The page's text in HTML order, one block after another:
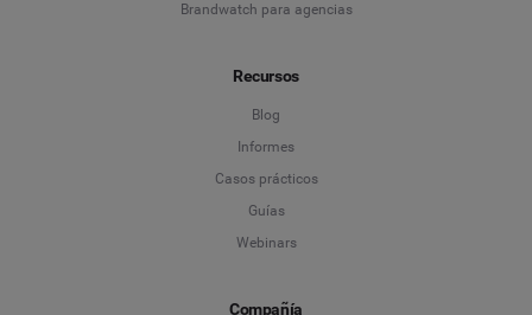
Brandwatch para agencias
Recursos
Blog
Informes
Casos prácticos
Guías
Webinars
Compañía